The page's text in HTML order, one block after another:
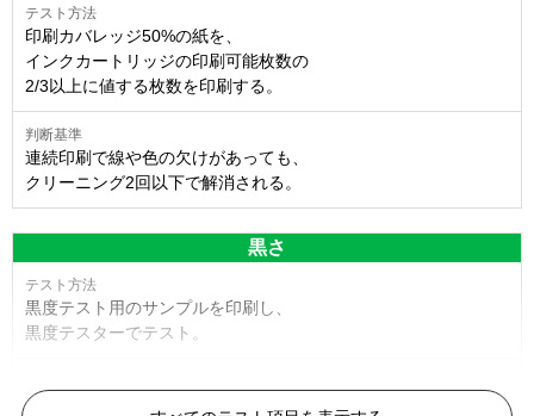
印刷カバレッジ50%の紙を、
インクカートリッジの印刷可能枚数の
2/3以上に値する枚数を印刷する。
連続印刷で線や色の欠けがあっても、
クリーニング2回以下で解消される。
黒さ
黒度テスト用のサンプルを印刷し、
黒度テスターでテスト。
黒度の技術基準に適合する。